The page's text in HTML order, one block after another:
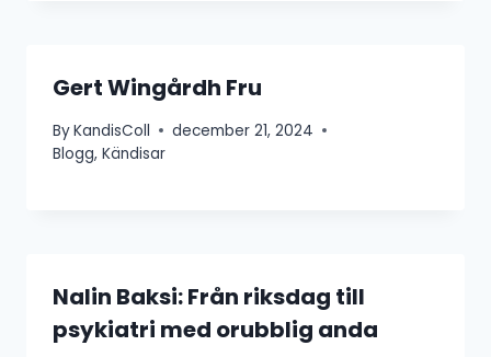
Gert Wingårdh Fru
ByKandisColl
december 21, 2024
Blogg, Kändisar
Nalin Baksi: Från riksdag till
psykiatri med orubblig anda